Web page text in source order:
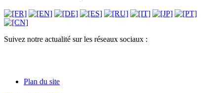
Suivez notre actualité sur les réseaux sociaux :
Plan du site